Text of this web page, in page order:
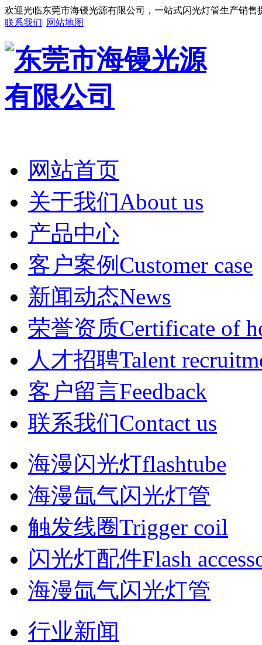
欢迎光临东莞市海镘光源有限公司，一站式闪光灯管生产销售
联系我们| 网站地图
网站首页
关于我们About us
产品中心
客户案例Customer case
新闻动态News
荣誉资质Certificate of
人才招聘Talent
客户留言Feedback
联系我们Contact us
海漫闪光灯flashtube
海漫氙气闪光灯管
触发线圈Trigger coil
闪光灯配件Flash
海漫氙气闪光灯管
行业新闻